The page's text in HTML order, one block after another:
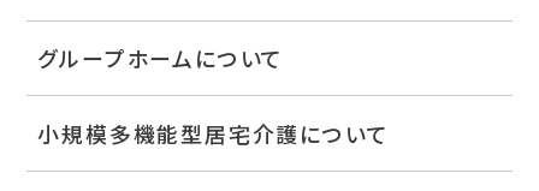
グループホームについて
小規模多機能型居宅介護について